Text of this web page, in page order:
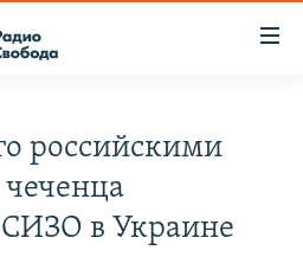
российскими
в Украине